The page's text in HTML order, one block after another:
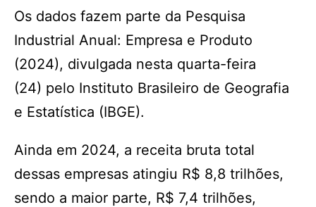
Os dados fazem parte da Pesquisa
Industrial Anual: Empresa e Produto
(2024), divulgada nesta quarta-feira
(24) pelo Instituto Brasileiro de Geografia
e Estatística (IBGE).
Ainda em 2024, a receita bruta total
dessas empresas atingiu R$ 8,8 trilhões,
sendo a maior parte, R$ 7,4 trilhões,